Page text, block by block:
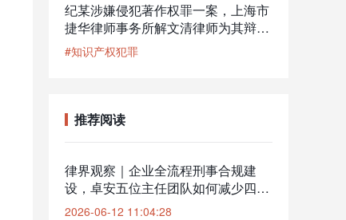
纪某涉嫌侵犯著作权罪一案，上海市
捷华律师事务所解文清律师为其辩
护，公安机关撤回起诉意见，检察机
关解除取保候审
#知识产权犯罪
推荐阅读
律界观察｜企业全流程刑事合规建
设，卓安五位主任团队如何减少四川
企业刑事立案概率？
2026-06-12 11:04:28